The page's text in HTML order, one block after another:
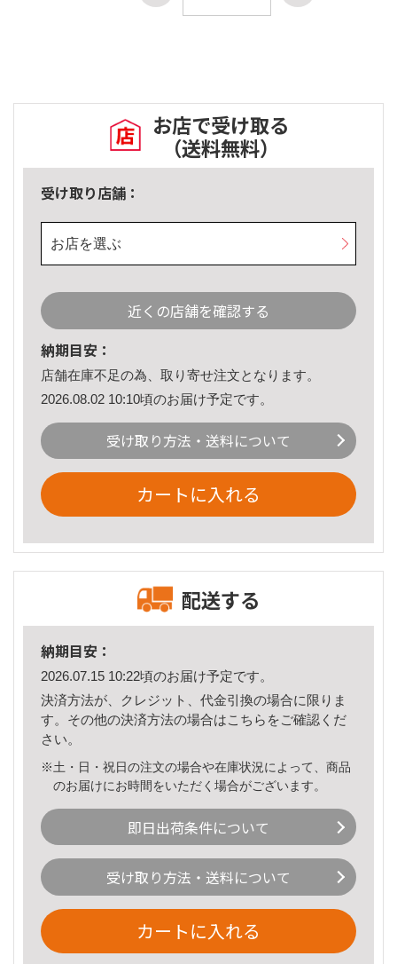
お店で受け取る
（送料無料）
受け取り店舗：
お店を選ぶ
近くの店舗を確認する
納期目安：
店舗在庫不足の為、取り寄せ注文となります。
2026.08.02 10:10頃のお届け予定です。
受け取り方法・送料について
カートに入れる
配送する
納期目安：
2026.07.15 10:22頃のお届け予定です。
決済方法が、クレジット、代金引換の場合に限りま
す。その他の決済方法の場合はこちら をご確認くだ
さい。
※土・日・祝日の注文の場合や在庫状況によって、商品
のお届けにお時間をいただく場合がございます。
即日出荷条件について
受け取り方法・送料について
カートに入れる